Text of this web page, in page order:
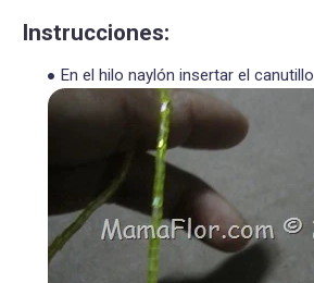
Instrucciones:
En el hilo naylón insertar el canutillo.